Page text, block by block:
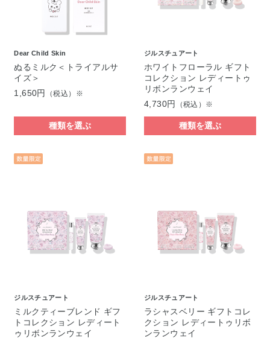
Dear Child Skin
ぬるミルク＜トライアルサ
イズ＞
1,650円
（税込）※
種類を選ぶ
ジルスチュアート
ホワイトフローラル ギフト
コレクション レディートゥ
リボンランウェイ
4,730円
（税込）※
種類を選ぶ
ジルスチュアート
ミルクティーブレンド ギフ
トコレクション レディート
ゥリボンランウェイ
ジルスチュアート
ラシャスベリー ギフトコレ
クション レディートゥリボ
ンランウェイ